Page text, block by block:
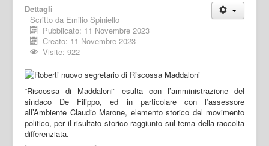
Dettagli
Scritto da Emilio Spiniello
Pubblicato: 11 Novembre 2023
Creato: 11 Novembre 2023
Visite: 922
“Riscossa di Maddaloni” esulta con l’amministrazione del
sindaco De Filippo, ed in particolare con l’assessore
all’Ambiente Claudio Marone, elemento storico del movimento
politico, per il risultato storico raggiunto sul tema della raccolta
differenziata.